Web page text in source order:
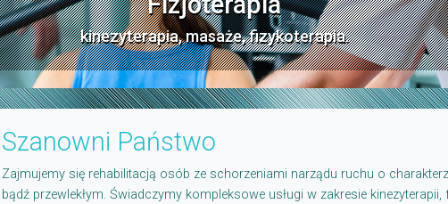
kinezyterapia, masaże, fizykoterapia.
Szanowni Państwo
Zajmujemy się rehabilitacją osób ze schorzeniami narządu ruchu o
bądź przewlekłym. Świadczymy kompleksowe usługi w zakresie